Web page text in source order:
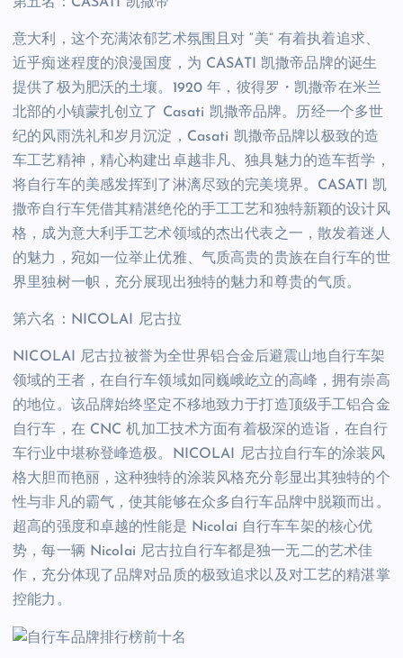
意大利，这个充满浓郁艺术氛围且对 “美” 有着执着追求、
近乎痴迷程度的浪漫国度，为 CASATI 凯撒帝品牌的诞生
提供了极为肥沃的土壤。1920 年，彼得罗・凯撒帝在米兰
北部的小镇蒙扎创立了 Casati 凯撒帝品牌。历经一个多世
纪的风雨洗礼和岁月沉淀，Casati 凯撒帝品牌以极致的造
车工艺精神，精心构建出卓越非凡、独具魅力的造车哲学，
将自行车的美感发挥到了淋漓尽致的完美境界。CASATI 凯
撒帝自行车凭借其精湛绝伦的手工工艺和独特新颖的设计风
格，成为意大利手工艺术领域的杰出代表之一，散发着迷人
的魅力，宛如一位举止优雅、气质高贵的贵族在自行车的世
界里独树一帜，充分展现出独特的魅力和尊贵的气质。
第六名：NICOLAI 尼古拉
NICOLAI 尼古拉被誉为全世界铝合金后避震山地自行车架
领域的王者，在自行车领域如同巍峨屹立的高峰，拥有崇高
的地位。该品牌始终坚定不移地致力于打造顶级手工铝合金
自行车，在 CNC 机加工技术方面有着极深的造诣，在自行
车行业中堪称登峰造极。NICOLAI 尼古拉自行车的涂装风
格大胆而艳丽，这种独特的涂装风格充分彰显出其独特的个
性与非凡的霸气，使其能够在众多自行车品牌中脱颖而出。
超高的强度和卓越的性能是 Nicolai 自行车车架的核心优
势，每一辆 Nicolai 尼古拉自行车都是独一无二的艺术佳
作，充分体现了品牌对品质的极致追求以及对工艺的精湛掌
控能力。